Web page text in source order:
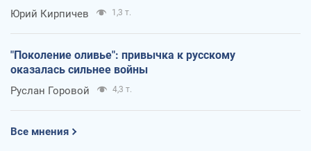
Юрий Кирпичев 1,3 т.
"Поколение оливье": привычка к русскому
оказалась сильнее войны
Руслан Горовой 4,3 т.
Все мнения